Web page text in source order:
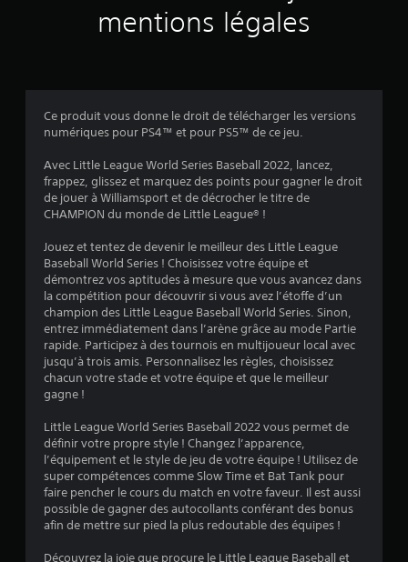
2
0
9
é
o
i
l
e
s
mentions légales
Ce produit vous donne le droit de télécharger les versions
numériques pour PS4™ et pour PS5™ de ce jeu.
Avec Little League World Series Baseball 2022, lancez,
frappez, glissez et marquez des points pour gagner le droit
de jouer à Williamsport et de décrocher le titre de
CHAMPION du monde de Little League® !
Jouez et tentez de devenir le meilleur des Little League
Baseball World Series ! Choisissez votre équipe et
démontrez vos aptitudes à mesure que vous avancez dans
la compétition pour découvrir si vous avez l’étoffe d’un
champion des Little League Baseball World Series. Sinon,
entrez immédiatement dans l’arène grâce au mode Partie
rapide. Participez à des tournois en multijoueur local avec
jusqu’à trois amis. Personnalisez les règles, choisissez
chacun votre stade et votre équipe et que le meilleur
gagne !
Little League World Series Baseball 2022 vous permet de
définir votre propre style ! Changez l’apparence,
l’équipement et le style de jeu de votre équipe ! Utilisez de
super compétences comme Slow Time et Bat Tank pour
faire pencher le cours du match en votre faveur. Il est aussi
possible de gagner des autocollants conférant des bonus
afin de mettre sur pied la plus redoutable des équipes !
Découvrez la joie que procure le Little League Baseball et